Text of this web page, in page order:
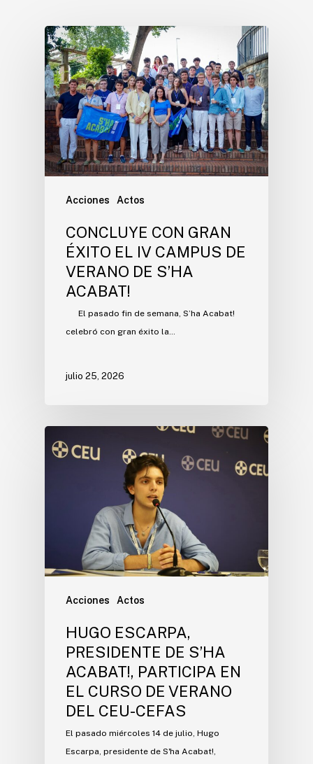
Acciones Actos
CONCLUYE CON GRAN
ÉXITO EL IV CAMPUS DE
VERANO DE S’HA
ACABAT!
El pasado fin de semana, S’ha Acabat!
celebró con gran éxito la…
julio 25, 2026
Acciones Actos
HUGO ESCARPA,
PRESIDENTE DE S’HA
ACABAT!, PARTICIPA EN
EL CURSO DE VERANO
DEL CEU-CEFAS
El pasado miércoles 14 de julio, Hugo
Escarpa, presidente de S'ha Acabat!,